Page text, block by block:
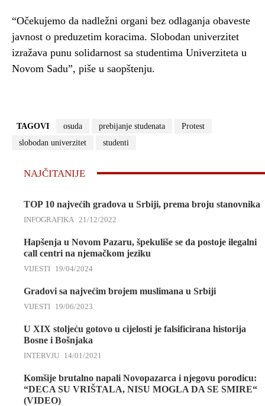
“Očekujemo da nadležni organi bez odlaganja obaveste
javnost o preduzetim koracima. Slobodan univerzitet
izražava punu solidarnost sa studentima Univerziteta u
Novom Sadu”, piše u saopštenju.
TAGOVI osuda prebijanje studenata
Protest
slobodan univerzitet
studenti
NAJČITANIJE
TOP 10 najvećih gradova u Srbiji, prema broju stanovnika
INFOGRAFIKA 21/12/2022
Hapšenja u Novom Pazaru, špekuliše se da postoje ilegalni
call centri na njemačkom jeziku
VIJESTI 19/04/2024
Gradovi sa najvećim brojem muslimana u Srbiji
VIJESTI 19/06/2023
U XIX stoljeću gotovo u cijelosti je falsificirana historija
Bosne i Bošnjaka
INTERVJU 14/01/2021
Komšije brutalno napali Novopazarca i njegovu porodicu:
“DECA SU VRIŠTALA, NISU MOGLA DA SE SMIRE“
(VIDEO)